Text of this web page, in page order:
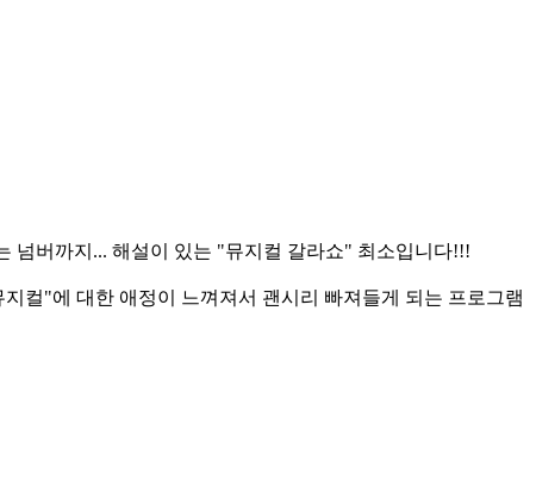
넘버까지... 해설이 있는 "뮤지컬 갈라쇼" 최소입니다!!!
컬"에 대한 애정이 느껴져서 괜시리 빠져들게 되는 프로그램